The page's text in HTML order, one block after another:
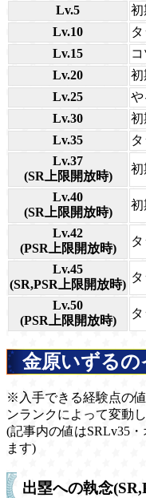
Lv.5
初
Lv.10
Lv.15
Lv.20
初
Lv.25
や
Lv.30
初
Lv.35
Lv.37
(SR上限開放時)
初
Lv.40
(SR上限開放時)
初
Lv.42
(PSR上限開放時)
Lv.45
(SR,PSR上限開放時)
Lv.50
(PSR上限開放時)
金原いずるの
※入手できる経験点の
ンランクによって変動し
(記事内の値はSRLv35
ます)
出塁への執念